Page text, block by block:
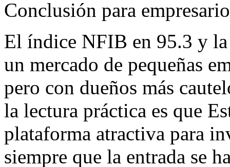
Conclusión para
El índice NFIB en 95.3 y
un mercado de pequeñas
pero con dueños más
la lectura práctica es que
plataforma atractiva para
siempre que la entrada se